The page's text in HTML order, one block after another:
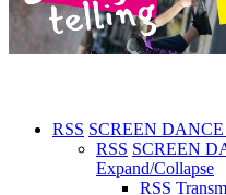
RSS SCREEN
RSS SCREEN
Expand/Collapse
RSS